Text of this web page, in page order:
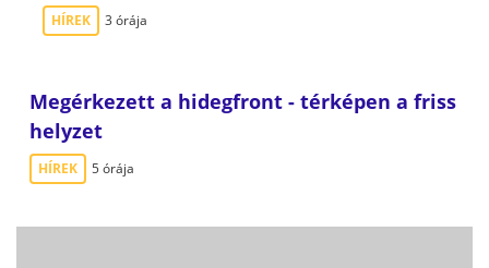
HÍREK 3 órája
Megérkezett a hidegfront - térképen a friss
helyzet
HÍREK 5 órája